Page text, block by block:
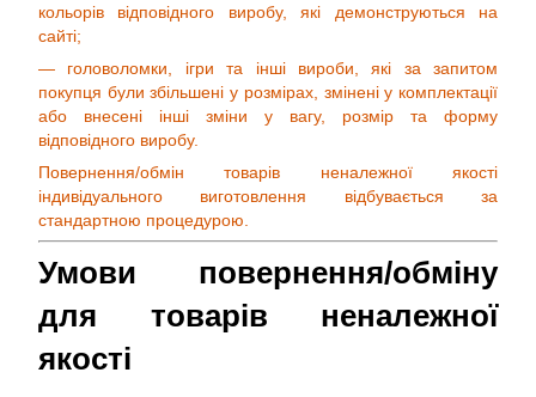
кольорів відповідного виробу, які демонструються на
сайті;
— головоломки, ігри та інші вироби, які за запитом
покупця були збільшені у розмірах, змінені у комплектації
або внесені інші зміни у вагу, розмір та форму
відповідного виробу.
Повернення/обмін товарів неналежної якості
індивідуального виготовлення відбувається за
стандартною процедурою.
Умови повернення/обміну
для товарів неналежної
якості